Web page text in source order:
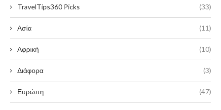
TravelTips360 Picks (33)
Ασία (11)
Αφρική (10)
Διάφορα (3)
Ευρώπη (47)